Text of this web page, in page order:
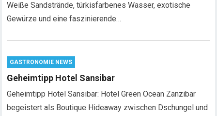
Weiße Sandstrände, türkisfarbenes Wasser, exotische
Gewürze und eine faszinierende…
GASTRONOMIE NEWS
Geheimtipp Hotel Sansibar
Geheimtipp Hotel Sansibar: Hotel Green Ocean Zanzibar
begeistert als Boutique Hideaway zwischen Dschungel und